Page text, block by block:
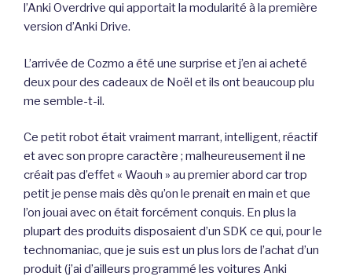
l’Anki Overdrive qui apportait la modularité à la première
version d’Anki Drive.
L’arrivée de Cozmo a été une surprise et j’en ai acheté
deux pour des cadeaux de Noël et ils ont beaucoup plu
me semble-t-il.
Ce petit robot était vraiment marrant, intelligent, réactif
et avec son propre caractère ; malheureusement il ne
créait pas d’effet « Waouh » au premier abord car trop
petit je pense mais dès qu’on le prenait en main et que
l’on jouai avec on était forcément conquis. En plus la
plupart des produits disposaient d’un SDK ce qui, pour le
technomaniac, que je suis est un plus lors de l’achat d’un
produit (j’ai d’ailleurs programmé les voitures Anki